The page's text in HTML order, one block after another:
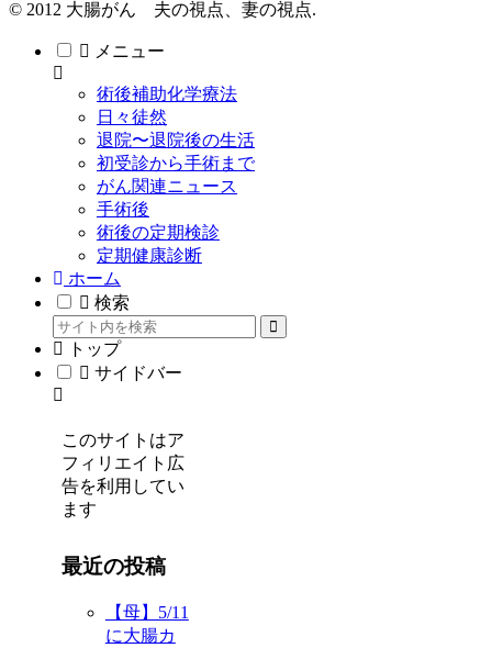
© 2012 大腸がん 夫の視点、妻の視点.
メニュー
術後補助化学療法
日々徒然
退院〜退院後の生活
初受診から手術まで
がん関連ニュース
手術後
術後の定期検診
定期健康診断
ホーム
検索
トップ
サイドバー
このサイトはア
フィリエイト広
告を利用してい
ます
最近の投稿
【母】5/11
に大腸カ